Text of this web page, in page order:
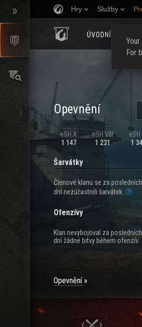
Hry Služby
ÚVODNÍ STRÁNKA
Opevnění
eSH X
1 147
eSH VIII
1 231
eSH
1
Šarvátky
Členové klanu se za
dní nezúčastnili šarvátek.
Ofenzívy
Klan nevybojoval za
dní žádné bitvy během ofenzív.
Opevnění
For